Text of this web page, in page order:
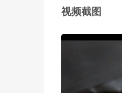
视频截图